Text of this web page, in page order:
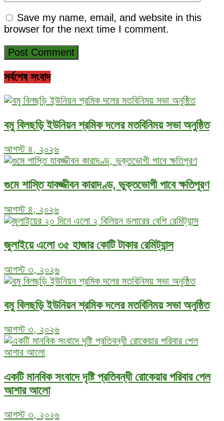
Save my name, email, and website in this
browser for the next time I comment.
সর্বশেষ সংবাদ
বমু বিলছড়ি ইউনিয়ন শ্রমিক দলের মতবিনিময় সভা অনুষ্ঠিত
আগস্ট ৪, ২০২৬
গুমে শাস্তি যাবজ্জীবন কারাদণ্ড, ভুক্তভোগী পাবে ক্ষতিপূরণ
আগস্ট ৪, ২০২৬
জুলাইয়ে এলো ৩৫ হাজার কোটি টাকার রেমিট্যান্স
আগস্ট ৩, ২০২৬
বমু বিলছড়ি ইউনিয়ন শ্রমিক দলের মতবিনিময় সভা অনুষ্ঠিত
আগস্ট ৩, ২০২৬
একটি মানবিক সংবাদে দৃষ্টি প্রতিবন্ধী রোকেয়ার পরিবার পেল
আশার আলো
আগস্ট ৩, ২০২৬